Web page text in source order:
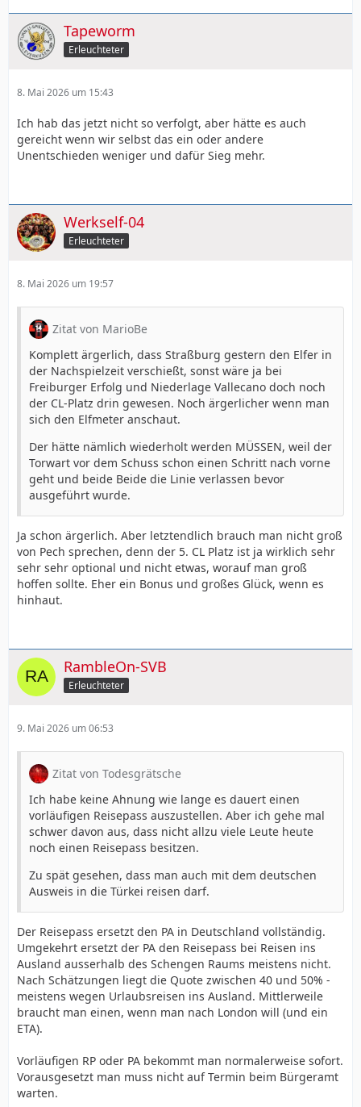
Tapeworm
Erleuchteter
8. Mai 2026 um 15:43
Ich hab das jetzt nicht so verfolgt, aber hätte es auch
gereicht wenn wir selbst das ein oder andere
Unentschieden weniger und dafür Sieg mehr.
Werkself-04
Erleuchteter
8. Mai 2026 um 19:57
Zitat von MarioBe
Komplett ärgerlich, dass Straßburg gestern den Elfer in
der Nachspielzeit verschießt, sonst wäre ja bei
Freiburger Erfolg und Niederlage Vallecano doch noch
der CL-Platz drin gewesen. Noch ärgerlicher wenn man
sich den Elfmeter anschaut.
Der hätte nämlich wiederholt werden MÜSSEN, weil der
Torwart vor dem Schuss schon einen Schritt nach vorne
geht und beide Beide die Linie verlassen bevor
ausgeführt wurde.
Ja schon ärgerlich. Aber letztendlich brauch man nicht groß
von Pech sprechen, denn der 5. CL Platz ist ja wirklich sehr
sehr sehr optional und nicht etwas, worauf man groß
hoffen sollte. Eher ein Bonus und großes Glück, wenn es
hinhaut.
RambleOn-SVB
Erleuchteter
9. Mai 2026 um 06:53
Zitat von Todesgrätsche
Ich habe keine Ahnung wie lange es dauert einen
vorläufigen Reisepass auszustellen. Aber ich gehe mal
schwer davon aus, dass nicht allzu viele Leute heute
noch einen Reisepass besitzen.
Zu spät gesehen, dass man auch mit dem deutschen
Ausweis in die Türkei reisen darf.
Der Reisepass ersetzt den PA in Deutschland vollständig.
Umgekehrt ersetzt der PA den Reisepass bei Reisen ins
Ausland ausserhalb des Schengen Raums meistens nicht.
Nach Schätzungen liegt die Quote zwischen 40 und 50% -
meistens wegen Urlaubsreisen ins Ausland. Mittlerweile
braucht man einen, wenn man nach London will (und ein
ETA).
Vorläufigen RP oder PA bekommt man normalerweise sofort.
Vorausgesetzt man muss nicht auf Termin beim Bürgeramt
warten.